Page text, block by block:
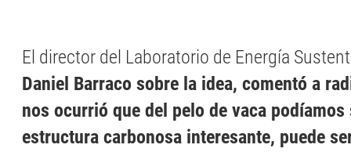
El director del Laboratorio de Energía
Daniel Barraco sobre la idea, comentó a
nos ocurrió que del pelo de vaca podíamos
estructura carbonosa interesante, puede